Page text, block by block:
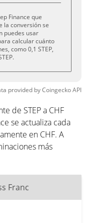
Finance que
la conversión se
puedes usar
calcular cuánto
como 0,1 STEP,
provided byCoingeckoAPI
de STEP a CHF
se actualiza cada
en CHF. A
más
Franc